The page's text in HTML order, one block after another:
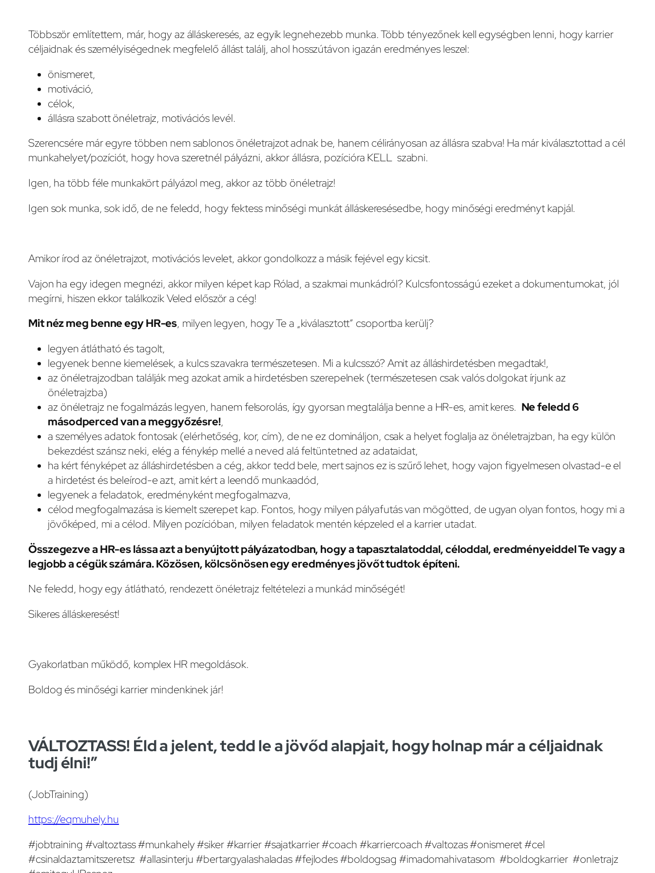
Többször említettem, már, hogy az álláskeresés, az egyik legnehezebb munka. Több tényezőnek kell egységben lenni, hogy karrier
céljaidnak és személyiségednek megfelelő állást találj, ahol hosszútávon igazán eredményes leszel:
önismeret,
motiváció,
célok,
állásra szabott önéletrajz, motivációs levél.
Szerencsére már egyre többen nem sablonos önéletrajzot adnak be, hanem célirányosan az állásra szabva! Ha már kiválasztottad a cél
munkahelyet/pozíciót, hogy hova szeretnél pályázni, akkor állásra, pozícióra KELL szabni.
Igen, ha több féle munkakört pályázol meg, akkor az több önéletrajz!
Igen sok munka, sok idő, de ne feledd, hogy fektess minőségi munkát álláskeresésedbe, hogy minőségi eredményt kapjál.
Amikor írod az önéletrajzot, motivációs levelet, akkor gondolkozz a másik fejével egy kicsit.
Vajon ha egy idegen megnézi, akkor milyen képet kap Rólad, a szakmai munkádról? Kulcsfontosságú ezeket a dokumentumokat, jól
megírni, hiszen ekkor találkozik Veled először a cég!
Mit néz meg benne egy HR-es, milyen legyen, hogy Te a „kiválasztott” csoportba kerülj?
legyen átlátható és tagolt,
legyenek benne kiemelések, a kulcs szavakra természetesen. Mi a kulcsszó? Amit az álláshirdetésben megadtak!,
az önéletrajzodban találják meg azokat amik a hirdetésben szerepelnek (természetesen csak valós dolgokat írjunk az
önéletrajzba)
az önéletrajz ne fogalmázás legyen, hanem felsorolás, így gyorsan megtalálja benne a HR-es, amit keres. Ne feledd 6
másodperced van a meggyőzésre!,
a személyes adatok fontosak (elérhetőség, kor, cím), de ne ez domináljon, csak a helyet foglalja az önéletrajzban, ha egy külön
bekezdést szánsz neki, elég a fénykép mellé a neved alá feltüntetned az adataidat,
ha kért fényképet az álláshirdetésben a cég, akkor tedd bele, mert sajnos ez is szűrő lehet, hogy vajon figyelmesen olvastad-e el
a hirdetést és beleírod-e azt, amit kért a leendő munkaadód,
legyenek a feladatok, eredményként megfogalmazva,
célod megfogalmazása is kiemelt szerepet kap. Fontos, hogy milyen pályafutás van mögötted, de ugyan olyan fontos, hogy mi a
jövőképed, mi a célod. Milyen pozícióban, milyen feladatok mentén képzeled el a karrier utadat.
Összegezve a HR-es lássa azt a benyújtott pályázatodban, hogy a tapasztalatoddal, céloddal, eredményeiddel Te vagy a
legjobb a cégük számára. Közösen, kölcsönösen egy eredményes jövőt tudtok építeni.
Ne feledd, hogy egy átlátható, rendezett önéletrajz feltételezi a munkád minőségét!
Sikeres álláskeresést!
Gyakorlatban működő, komplex HR megoldások.
Boldog és minőségi karrier mindenkinek jár!
VÁLTOZTASS! Éld a jelent, tedd le a jövőd alapjait, hogy holnap már a céljaidnak
tudj élni!”
(JobTraining)
https://eqmuhely.hu
#jobtraining #valtoztass #munkahely #siker #karrier #sajatkarrier #coach #karriercoach #valtozas #onismeret #cel
#csinaldaztamitszeretsz #allasinterju #bertargyalashaladas #fejlodes #boldogsag #imadomahivatasom #boldogkarrier #onletrajz